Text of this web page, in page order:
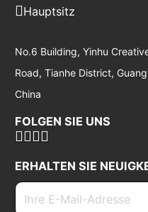
Hauptsitz
No.6 Building, Yinhu
Road, Tianhe District,
China
FOLGEN SIE UNS
ERHALTEN SIE